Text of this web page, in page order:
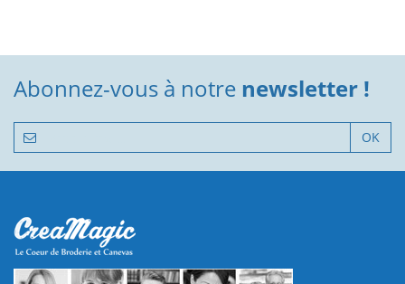
Abonnez-vous à notre newsletter !
OK